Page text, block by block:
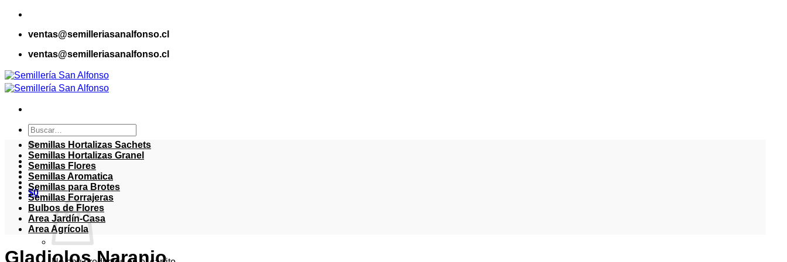
Saltar
contenidoventas@semilleriasanalfonso.cl
ventas@semilleriasanalfonso.cl
Buscar
por:
$0
Semillas Hortalizas Sachets
Semillas Hortalizas Granel
Semillas Flores
Semillas Aromatica
Semillas para Brotes
Semillas Forrajeras
Bulbos de Flores
Area Jardín-Casa
Area Agrícola
Gladiolos Naranjo